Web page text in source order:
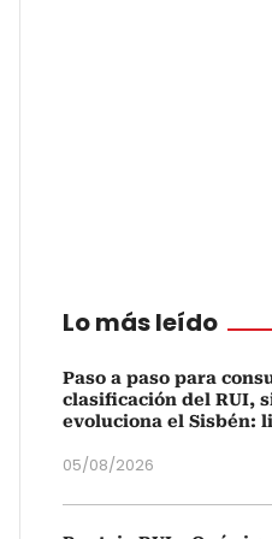
Lo más leído
Paso a paso para
clasificación del RUI,
evoluciona el Sisbén:
05/08/2026